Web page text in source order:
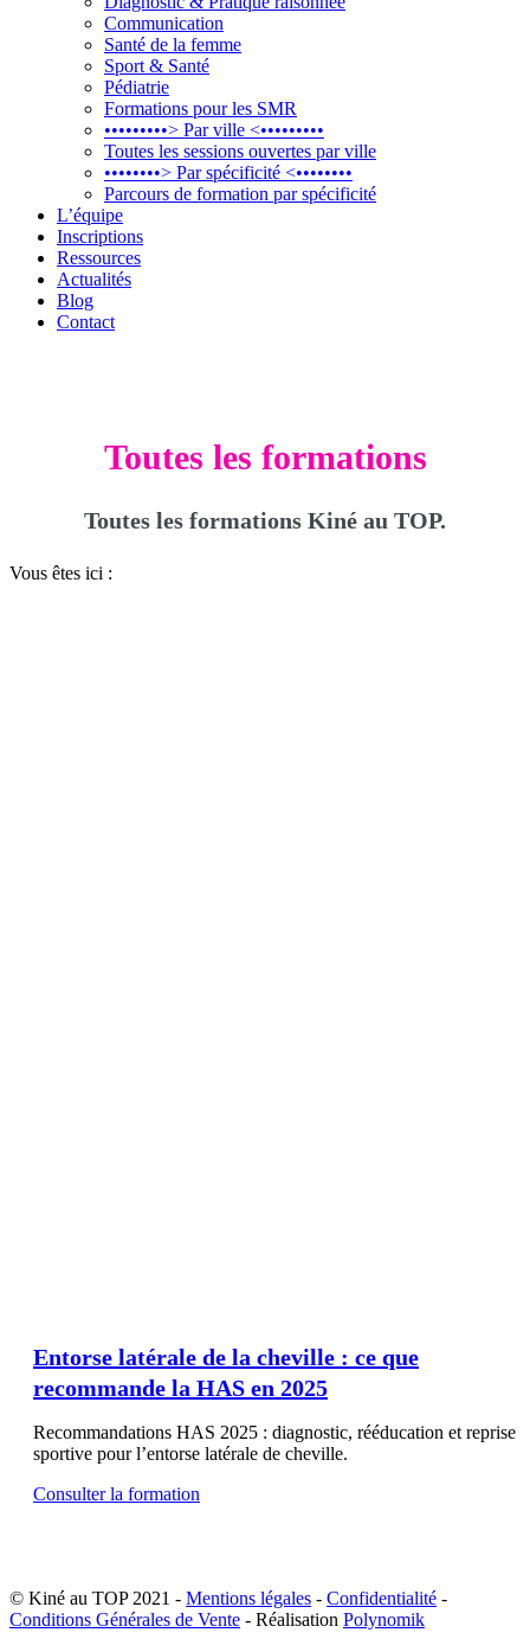
Communication
Santé de la femme
Sport & Santé
Pédiatrie
Formations pour les SMR
•••••••••> Par ville <•••••••••
Toutes les sessions ouvertes par ville
••••••••> Par spécificité <••••••••
Parcours de formation par spécificité
L’équipe
Inscriptions
Ressources
Actualités
Blog
Contact
Toutes les formations
Toutes les formations Kiné au TOP.
Vous êtes ici :
Entorse latérale de la cheville : ce que
recommande la HAS en 2025
Recommandations HAS 2025 : diagnostic, rééducation et reprise
sportive pour l’entorse latérale de cheville.
Consulter la formation
© Kiné au TOP 2021 - Mentions légales - Confidentialité -
Conditions Générales de Vente - Réalisation Polynomik